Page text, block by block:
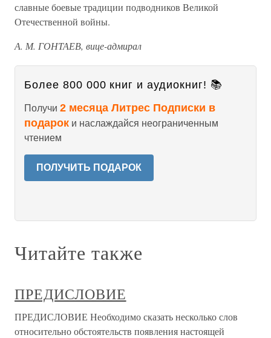
славные боевые традиции подводников Великой
Отечественной войны.
А. М. ГОНТАЕВ, вице-адмирал
Более 800 000 книг и аудиокниг! 📚
Получи 2 месяца Литрес Подписки в
подарок и наслаждайся неограниченным
чтением
ПОЛУЧИТЬ ПОДАРОК
Читайте также
ПРЕДИСЛОВИЕ
ПРЕДИСЛОВИЕ Необходимо сказать несколько слов
относительно обстоятельств появления настоящей